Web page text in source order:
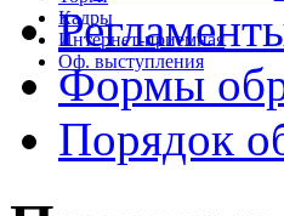
Кадры
Интернет-приемная
Оф. выступления
Формы
Порядок